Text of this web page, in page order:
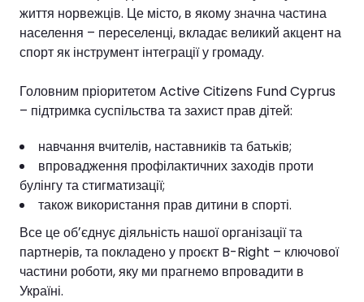
життя норвежців. Це місто, в якому значна частина
населення – переселенці, вкладає великий акцент на
спорт як інструмент інтеграції у громаду.
Головним пріоритетом Active Citizens Fund Cyprus
– підтримка суспільства та захист прав дітей:
навчання вчителів, наставників та батьків;
впровадження профілактичних заходів проти
булінгу та стигматизації;
також використання прав дитини в спорті.
Все це обʼєднує діяльність нашої організації та
партнерів, та покладено у проєкт B-Right – ключової
частини роботи, яку ми прагнемо впровадити в
Україні.